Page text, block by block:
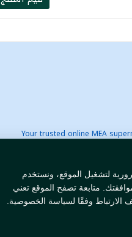
لتشغيل الموقع، ونستخدم
متابعة تصفح الموقع تعني
وفقًا لسياسة الخصوصية.
Your trusted online MEA